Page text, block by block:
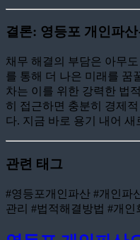
결론: 영등포 개인파
채무 해결의 부담은 아무
를 통해 더 나은 미래를 꿈
차는 이를 위한 강력한 법
히 접근하면 충분히 경제
다. 지금 바로 용기 내어
관련 태그
#영등포개인파산 #개인파
관리 #법적해결방법 #개인